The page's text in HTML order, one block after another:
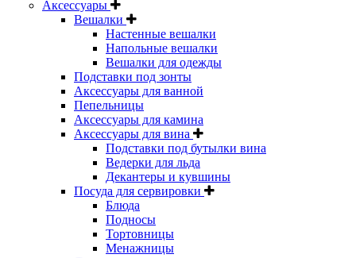
Аксессуары
Вешалки
Настенные вешалки
Напольные вешалки
Вешалки для одежды
Подставки под зонты
Аксессуары для ванной
Пепельницы
Аксессуары для камина
Аксессуары для вина
Подставки под бутылки вина
Ведерки для льда
Декантеры и кувшины
Посуда для сервировки
Блюда
Подносы
Тортовницы
Менажницы